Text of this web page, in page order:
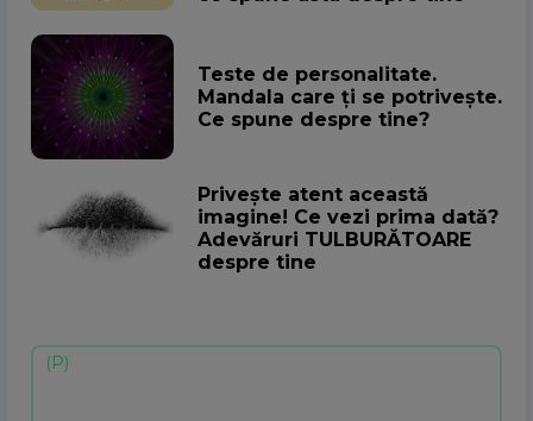
Teste de personalitate.
Mandala care ți se potrivește.
Ce spune despre tine?
Privește atent această
imagine! Ce vezi prima dată?
Adevăruri TULBURĂTOARE
despre tine